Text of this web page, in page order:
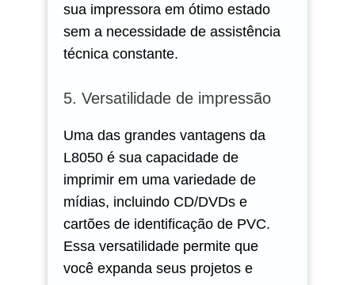
sua impressora em ótimo estado
sem a necessidade de assistência
técnica constante.
5. Versatilidade de impressão
Uma das grandes vantagens da
L8050 é sua capacidade de
imprimir em uma variedade de
mídias, incluindo CD/DVDs e
cartões de identificação de PVC.
Essa versatilidade permite que
você expanda seus projetos e